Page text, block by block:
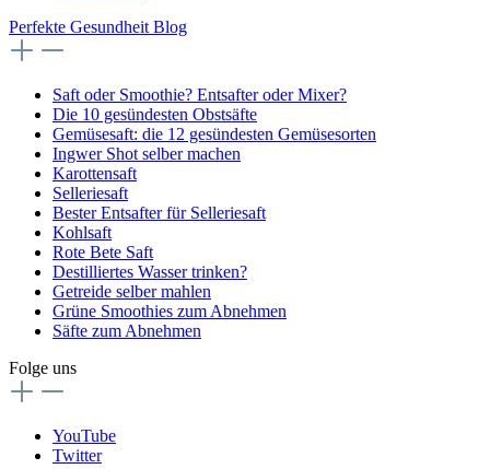
Perfekte Gesundheit Blog
Saft oder Smoothie? Entsafter oder Mixer?
Die 10 gesündesten Obstsäfte
Gemüsesaft: die 12 gesündesten Gemüsesorten
Ingwer Shot selber machen
Karottensaft
Selleriesaft
Bester Entsafter für Selleriesaft
Kohlsaft
Rote Bete Saft
Destilliertes Wasser trinken?
Getreide selber mahlen
Grüne Smoothies zum Abnehmen
Säfte zum Abnehmen
Folge uns
YouTube
Twitter